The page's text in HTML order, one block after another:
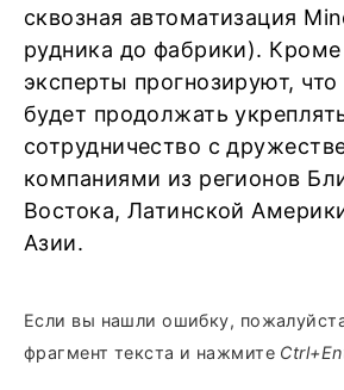
сквозная автоматизация
рудника до фабрики). Кроме
эксперты прогнозируют,
будет продолжать
сотрудничество с
компаниями из регионов
Востока, Латинской
Азии.
Если вы нашли ошибку,
фрагмент текста и нажмите